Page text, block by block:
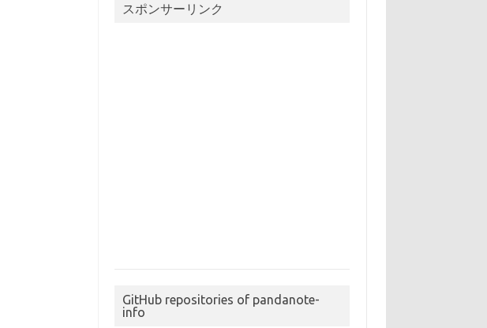
スポンサーリンク
GitHub repositories of pandanote-
info